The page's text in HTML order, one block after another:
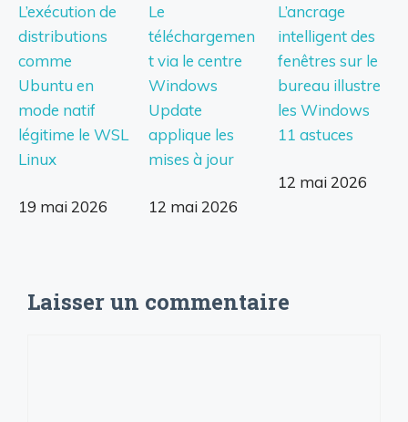
L’exécution de
distributions
comme
Ubuntu en
mode natif
légitime le WSL
Linux
19 mai 2026
Le
téléchargemen
t via le centre
Windows
Update
applique les
mises à jour
12 mai 2026
L’ancrage
intelligent des
fenêtres sur le
bureau illustre
les Windows
11 astuces
12 mai 2026
Laisser un commentaire